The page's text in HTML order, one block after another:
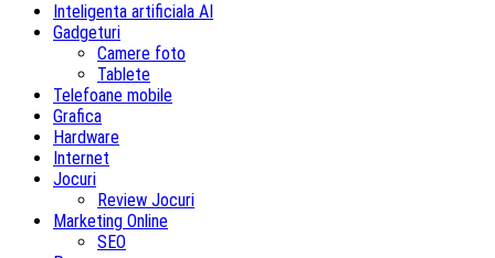
Inteligenta artificiala AI
Gadgeturi
Camere foto
Tablete
Telefoane mobile
Grafica
Hardware
Internet
Jocuri
Review Jocuri
Marketing Online
SEO